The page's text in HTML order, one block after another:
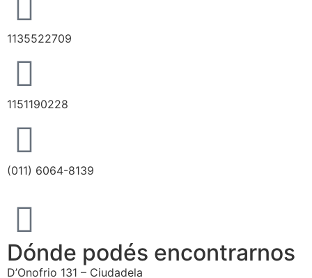
1135522709
1151190228
(011) 6064-8139
Dónde podés encontrarnos
D’Onofrio 131 – Ciudadela